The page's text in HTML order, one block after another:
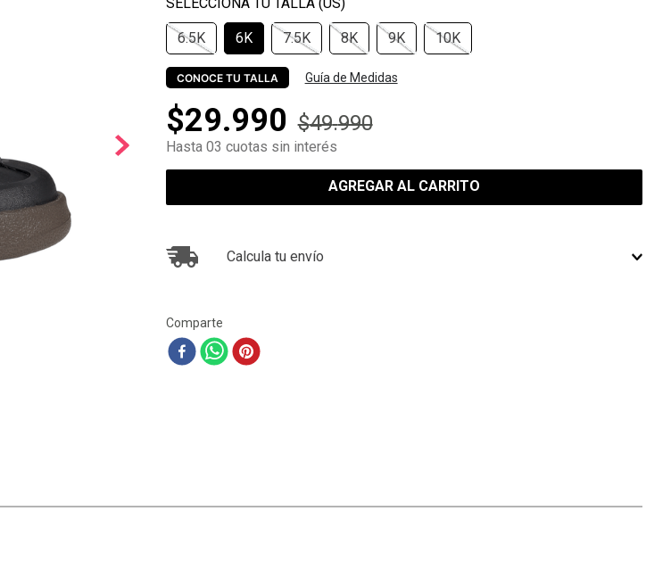
6.5K 6K 7.5K 8K 9K 10K
CONOCE TU TALLA Guía de Medidas
$29.990 $49.990
Hasta 03 cuotas sin interés
AGREGAR AL CARRITO
Calcula tu envío
Comparte